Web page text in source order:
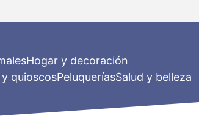
Hogar y decoración
quioscosPeluqueríasSalud y belleza